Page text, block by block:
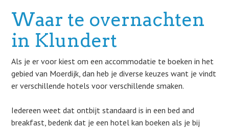
Waar te overnachten
in Klundert
Als je er voor kiest om een accommodatie te boeken in het
gebied van Moerdijk, dan heb je diverse keuzes want je vindt
er verschillende hotels voor verschillende smaken.
Iedereen weet dat ontbijt standaard is in een bed and
breakfast, bedenk dat je een hotel kan boeken als je bij